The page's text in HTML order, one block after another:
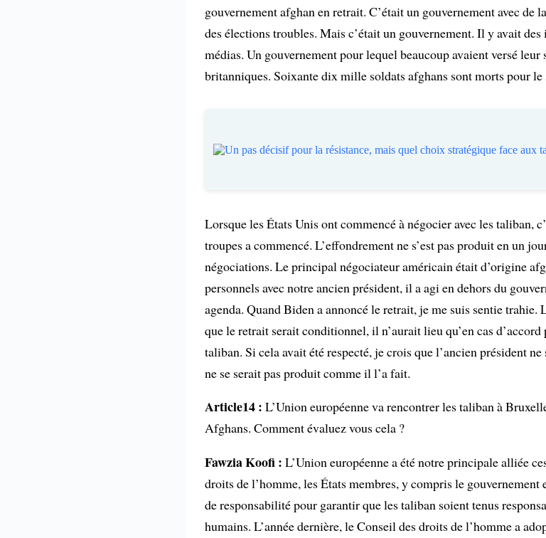
gouvernement afghan en retrait. C’était un gouvernement avec de
des élections troubles. Mais c’était un gouvernement. Il y avait
médias. Un gouvernement pour lequel beaucoup avaient versé leur
britanniques. Soixante dix mille soldats afghans sont morts pour le
Lorsque les États Unis ont commencé à négocier avec les taliban,
troupes a commencé. L’effondrement ne s’est pas produit en un
négociations. Le principal négociateur américain était d’origine
personnels avec notre ancien président, il a agi en dehors du
agenda. Quand Biden a annoncé le retrait, je me suis sentie trahie.
que le retrait serait conditionnel, il n’aurait lieu qu’en cas
taliban. Si cela avait été respecté, je crois que l’ancien président
ne se serait pas produit comme il l’a fait.
Article14 : L’Union européenne va rencontrer les taliban à
Afghans. Comment évaluez vous cela ?
Fawzia Koofi : L’Union européenne a été notre principale alliée
droits de l’homme, les États membres, y compris le gouvernement
de responsabilité pour garantir que les taliban soient tenus
humains. L’année dernière, le Conseil des droits de l’homme a